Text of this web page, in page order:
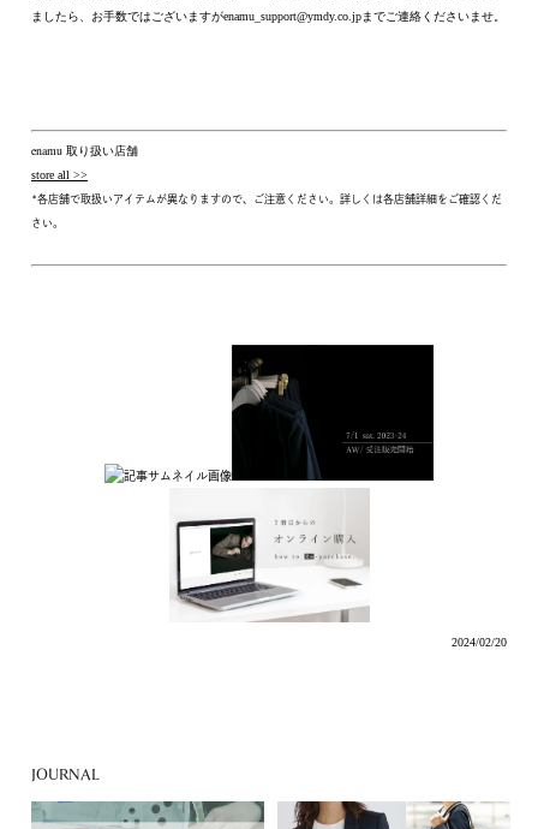
ましたら、お手数ではございますがenamu_support@ymdy.co.jpまでご連絡くださいませ。
enamu 取り扱い店舗
store all >>
*各店舗で取扱いアイテムが異なりますので、ご注意ください。詳しくは各店舗詳細をご確認くだ
さい。
2024/02/20
JOURNAL